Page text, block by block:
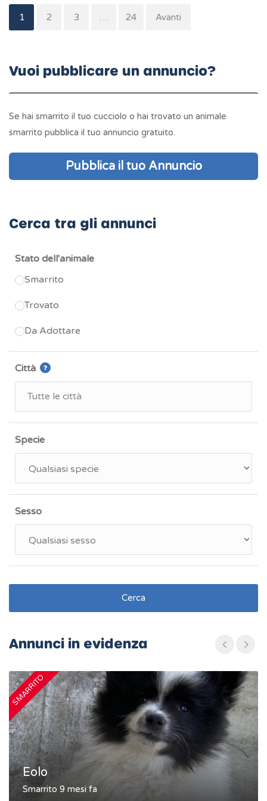
Paginazione
degli
1 2 3 … 24 Avanti
Vuoi pubblicare un annuncio?
Se hai smarrito il tuo cucciolo o hai trovato un animale
smarrito pubblica il tuo annuncio gratuito.
Pubblica il tuo Annuncio
Cerca tra gli annunci
Stato dell'animale
Smarrito
Trovato
Da Adottare
Città
Specie
Sesso
Cerca
Annunci in evidenza
SMARRITO
Eolo
Smarrito 9 mesi fa